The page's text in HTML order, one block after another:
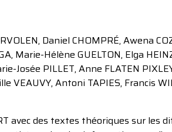
Daniel CHOMPRÉ, Awena
Marie-Hélène GUELTON, Elga
Josée PILLET, Anne FLATEN
VEAUVY, Antoni TAPIES, Francis
avec des textes théoriques sur les